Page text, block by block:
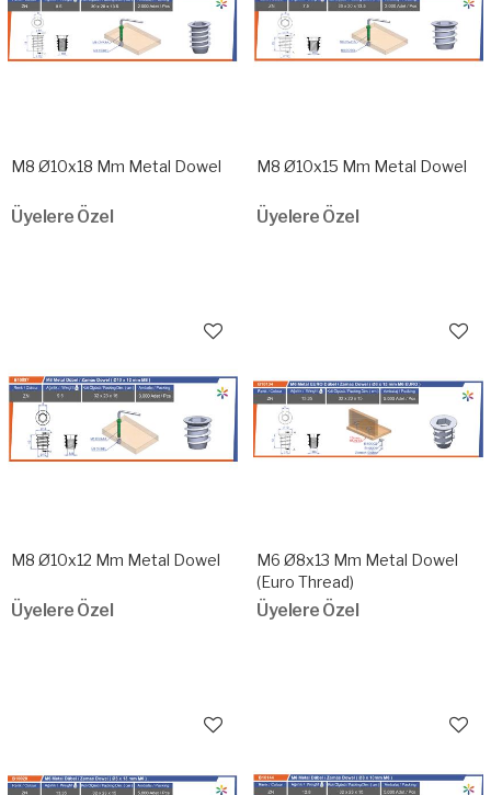
M8 Ø10x18 Mm Metal Dowel
Üyelere Özel
M8 Ø10x15 Mm Metal Dowel
Üyelere Özel
M8 Ø10x12 Mm Metal Dowel
Üyelere Özel
M6 Ø8x13 Mm Metal Dowel
(Euro Thread)
Üyelere Özel